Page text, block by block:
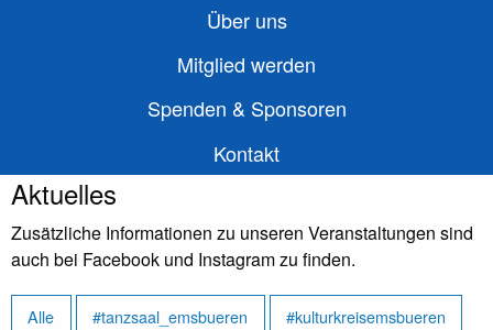
Über uns
Mitglied werden
Spenden & Sponsoren
Kontakt
Aktuelles
Zusätzliche Informationen zu unseren Veranstaltungen sind
auch bei Facebook und Instagram zu finden.
Alle #tanzsaal_emsbueren #kulturkreisemsbueren